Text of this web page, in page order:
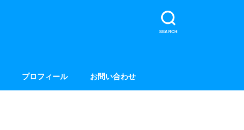
SEARCH
プロフィール お問い合わせ